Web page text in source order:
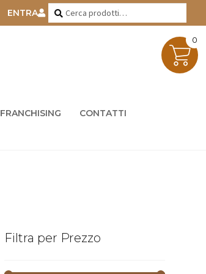
ENTRA Cerca:
Cerca
FRANCHISING CONTATTI
Filtra per Prezzo
0